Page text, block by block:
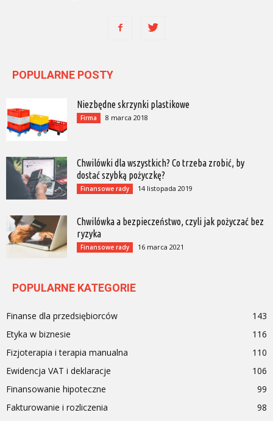
POPULARNE POSTY
Niezbędne skrzynki plastikowe
Firma 8 marca 2018
Chwilówki dla wszystkich? Co trzeba zrobić, by
dostać szybką pożyczkę?
Finansowe rady 14 listopada 2019
Chwilówka a bezpieczeństwo, czyli jak pożyczać bez
ryzyka
Finansowe rady 16 marca 2021
POPULARNE KATEGORIE
Finanse dla przedsiębiorców
143
Etyka w biznesie
116
Fizjoterapia i terapia manualna
110
Ewidencja VAT i deklaracje
106
Finansowanie hipoteczne
99
Fakturowanie i rozliczenia
98